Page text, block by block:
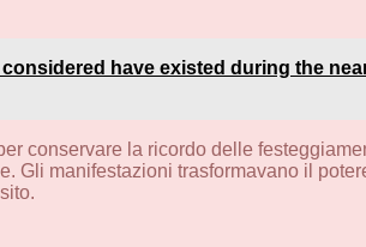
have existed during the
conservare la ricordo delle
Gli manifestazioni trasformavano il